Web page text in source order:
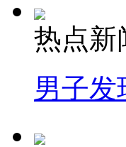
热点新
男子发